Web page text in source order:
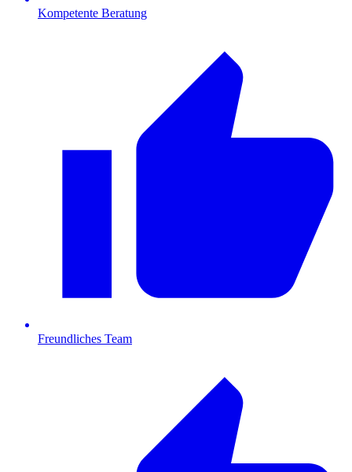
Kompetente Beratung
Freundliches Team